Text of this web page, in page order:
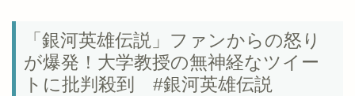
「銀河英雄伝説」ファンからの怒り
が爆発！大学教授の無神経なツイー
トに批判殺到 #銀河英雄伝説